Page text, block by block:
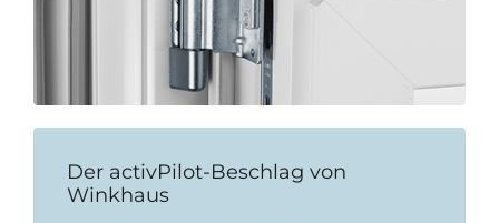
Der activPilot-Beschlag von
Winkhaus